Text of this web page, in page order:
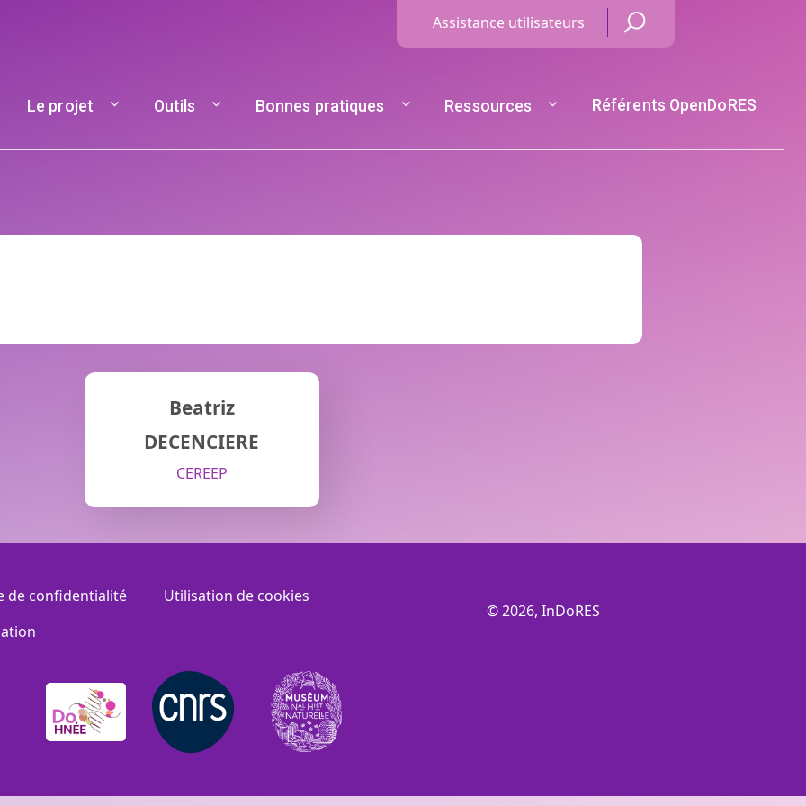
Menu Haut de page
Assistance utilisateurs
Navigation principale
Le projet Outils Bonnes pratiques Ressources Référents OpenDoRES
Beatriz
DECENCIERE
CEREEP
de confidentialité
Utilisation de cookies
© 2026, InDoRES